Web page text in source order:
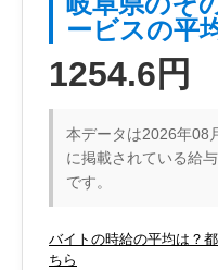
ービスの平
1254.6円
本データは2026年08
に掲載されている給
です。
バイトの時給の平均は？
ちら